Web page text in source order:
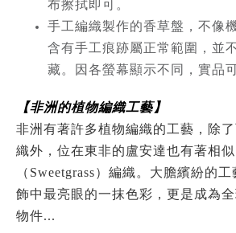
布擦拭即可。
手工編織製作的香草盤，不像
含有手工痕跡屬正常範圍，並
藏。因各螢幕顯示不同，實品
【非洲的植物編織工藝】
非洲有著許多植物編織的工藝，除了
織外，位在東非的盧安達也有著相
（Sweetgrass）編織。大膽繽紛的
飾中最亮眼的一抹色彩，更是成為
物件...